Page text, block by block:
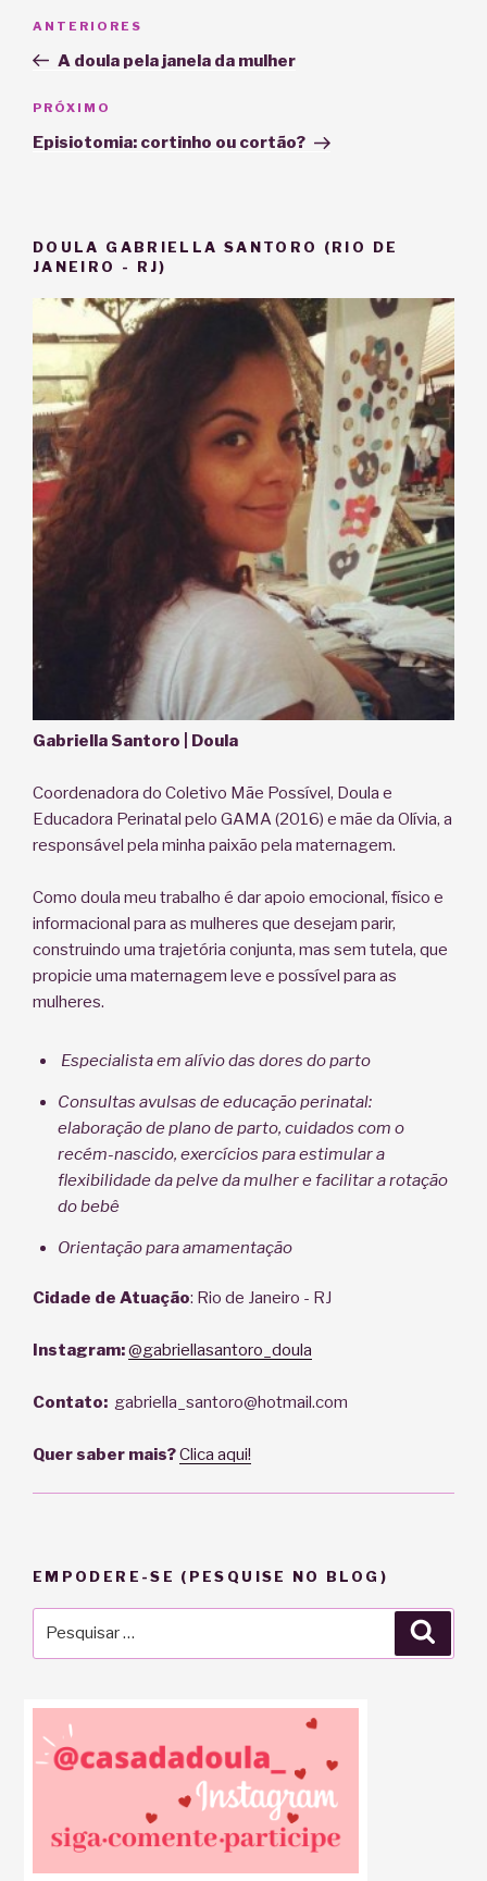
Post
Post
anterior
ANTERIORES
A doula pela janela da mulher
Próximo
post
PRÓXIMO
Episiotomia: cortinho ou cortão?
DOULA GABRIELLA SANTORO (RIO DE
JANEIRO - RJ)
Gabriella Santoro | Doula
Coordenadora do Coletivo Mãe Possível, Doula e
Educadora Perinatal pelo GAMA (2016) e mãe da Olívia, a
responsável pela minha paixão pela maternagem.
Como doula meu trabalho é dar apoio emocional, físico e
informacional para as mulheres que desejam parir,
construindo uma trajetória conjunta, mas sem tutela, que
propicie uma maternagem leve e possível para as
mulheres.
Especialista em alívio das dores do parto
Consultas avulsas de educação perinatal:
elaboração de plano de parto, cuidados com o
recém-nascido, exercícios para estimular a
flexibilidade da pelve da mulher e facilitar a rotação
do bebê
Orientação para amamentação
Cidade de Atuação: Rio de Janeiro - RJ
Instagram:@gabriellasantoro_doula
Contato: gabriella_santoro@hotmail.com
Quer saber mais?Clica aqui!
EMPODERE-SE (PESQUISE NO BLOG)